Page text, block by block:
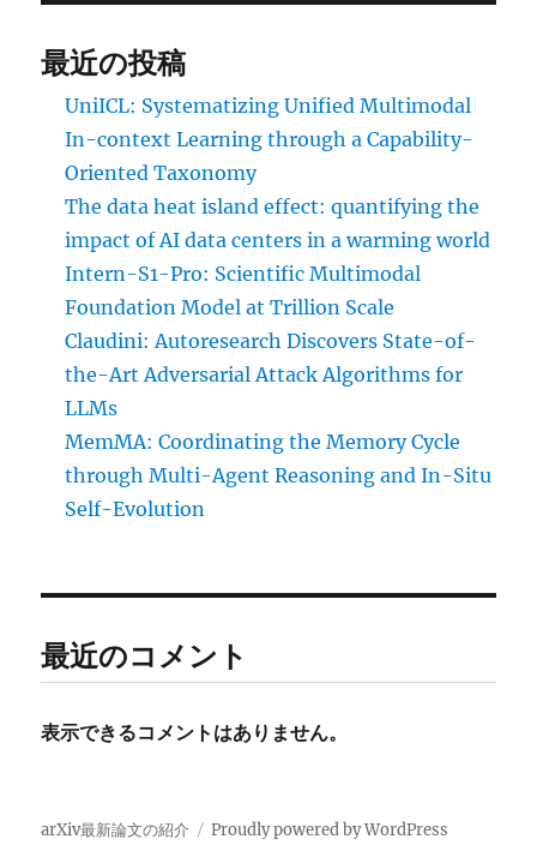
最近の投稿
UniICL: Systematizing Unified Multimodal
In-context Learning through a Capability-
Oriented Taxonomy
The data heat island effect: quantifying the
impact of AI data centers in a warming world
Intern-S1-Pro: Scientific Multimodal
Foundation Model at Trillion Scale
Claudini: Autoresearch Discovers State-of-
the-Art Adversarial Attack Algorithms for
LLMs
MemMA: Coordinating the Memory Cycle
through Multi-Agent Reasoning and In-Situ
Self-Evolution
最近のコメント
表示できるコメントはありません。
arXiv最新論文の紹介 Proudly powered by WordPress